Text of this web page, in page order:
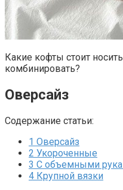
Какие кофты стоит
комбинировать?
Оверсайз
Содержание статьи:
1 Оверсайз
2 Укороченные
3 С объемными
4 Крупной вязки